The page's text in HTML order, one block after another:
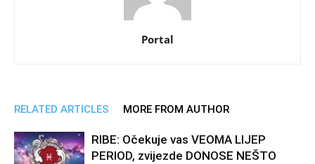
Portal
RELATED ARTICLES MORE FROM AUTHOR
RIBE: Očekuje vas VEOMA LIJEP
PERIOD, zvijezde DONOSE NEŠTO